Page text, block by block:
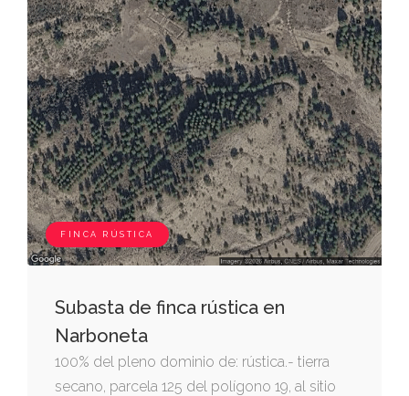
FINCA RÚSTICA
Subasta de finca rústica en
Narboneta
100% del pleno dominio de: rústica.- tierra
secano, parcela 125 del polígono 19, al sitio